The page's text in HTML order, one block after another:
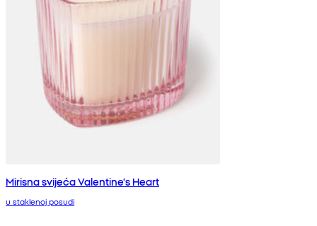
Mirisna svijeća Valentine's Heart
u staklenoj posudi